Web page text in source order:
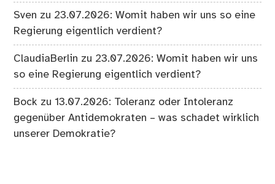
Sven zu 23.07.2026: Womit haben wir uns so eine
Regierung eigentlich verdient?
ClaudiaBerlin zu 23.07.2026: Womit haben wir uns
so eine Regierung eigentlich verdient?
Bock zu13.07.2026: Toleranz oder Intoleranz
gegenüber Antidemokraten – was schadet wirklich
unserer Demokratie?